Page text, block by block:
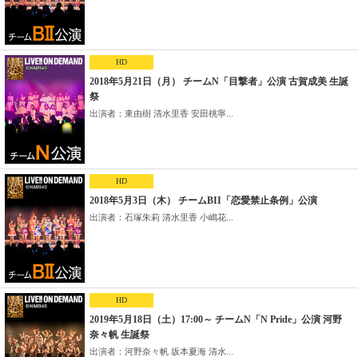
HD
2018年5月21日（月） チームN「目撃者」公演 古賀成美 生誕
祭
出演者：東由樹 清水里香 安田桃寧...
HD
2018年5月3日（木） チームBII「恋愛禁止条例」公演
出演者：石塚朱莉 清水里香 小嶋花...
HD
2019年5月18日（土）17:00～ チームN「N Pride」公演 河野
奈々帆 生誕祭
出演者：河野奈々帆 坂本夏海 清水...